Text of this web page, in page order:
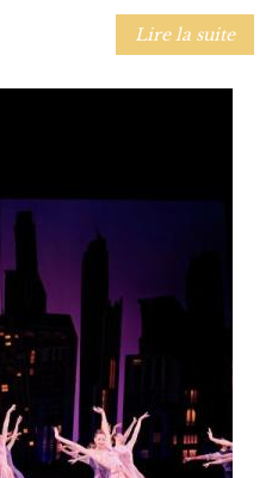
Lire la suite